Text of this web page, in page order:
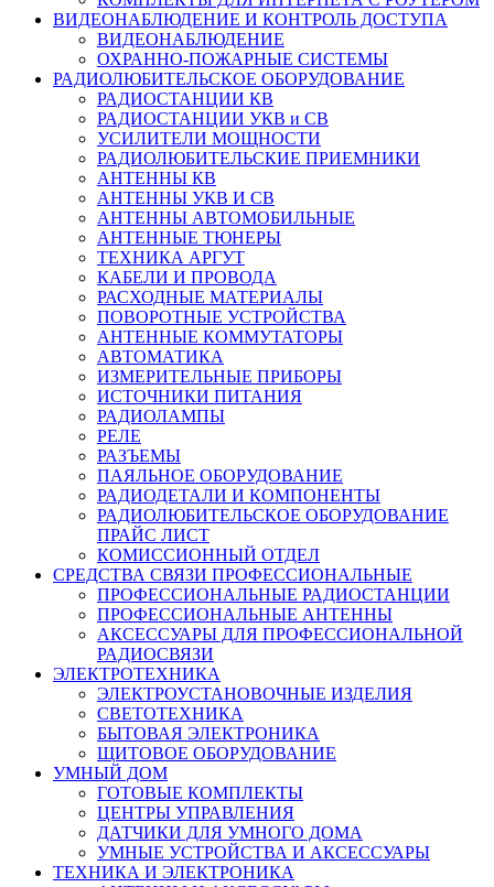
ВИДЕОНАБЛЮДЕНИЕ И КОНТРОЛЬ ДОСТУПА
ВИДЕОНАБЛЮДЕНИЕ
ОХРАННО-ПОЖАРНЫЕ СИСТЕМЫ
РАДИОЛЮБИТЕЛЬСКОЕ ОБОРУДОВАНИЕ
РАДИОСТАНЦИИ КВ
РАДИОСТАНЦИИ УКВ и СВ
УСИЛИТЕЛИ МОЩНОСТИ
РАДИОЛЮБИТЕЛЬСКИЕ ПРИЕМНИКИ
АНТЕННЫ КВ
АНТЕННЫ УКВ И СВ
АНТЕННЫ АВТОМОБИЛЬНЫЕ
АНТЕННЫЕ ТЮНЕРЫ
ТЕХНИКА АРГУТ
КАБЕЛИ И ПРОВОДА
РАСХОДНЫЕ МАТЕРИАЛЫ
ПОВОРОТНЫЕ УСТРОЙСТВА
АНТЕННЫЕ КОММУТАТОРЫ
АВТОМАТИКА
ИЗМЕРИТЕЛЬНЫЕ ПРИБОРЫ
ИСТОЧНИКИ ПИТАНИЯ
РАДИОЛАМПЫ
РЕЛЕ
РАЗЪЕМЫ
ПАЯЛЬНОЕ ОБОРУДОВАНИЕ
РАДИОДЕТАЛИ И КОМПОНЕНТЫ
РАДИОЛЮБИТЕЛЬСКОЕ ОБОРУДОВАНИЕ
ПРАЙС ЛИСТ
КОМИССИОННЫЙ ОТДЕЛ
СРЕДСТВА СВЯЗИ ПРОФЕССИОНАЛЬНЫЕ
ПРОФЕССИОНАЛЬНЫЕ РАДИОСТАНЦИИ
ПРОФЕССИОНАЛЬНЫЕ АНТЕННЫ
АКСЕССУАРЫ ДЛЯ ПРОФЕССИОНАЛЬНОЙ
РАДИОСВЯЗИ
ЭЛЕКТРОТЕХНИКА
ЭЛЕКТРОУСТАНОВОЧНЫЕ ИЗДЕЛИЯ
СВЕТОТЕХНИКА
БЫТОВАЯ ЭЛЕКТРОНИКА
ЩИТОВОЕ ОБОРУДОВАНИЕ
УМНЫЙ ДОМ
ГОТОВЫЕ КОМПЛЕКТЫ
ЦЕНТРЫ УПРАВЛЕНИЯ
ДАТЧИКИ ДЛЯ УМНОГО ДОМА
УМНЫЕ УСТРОЙСТВА И АКСЕССУАРЫ
ТЕХНИКА И ЭЛЕКТРОНИКА